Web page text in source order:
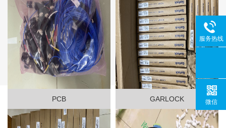
PCB GARLOCK
服务热线
微信